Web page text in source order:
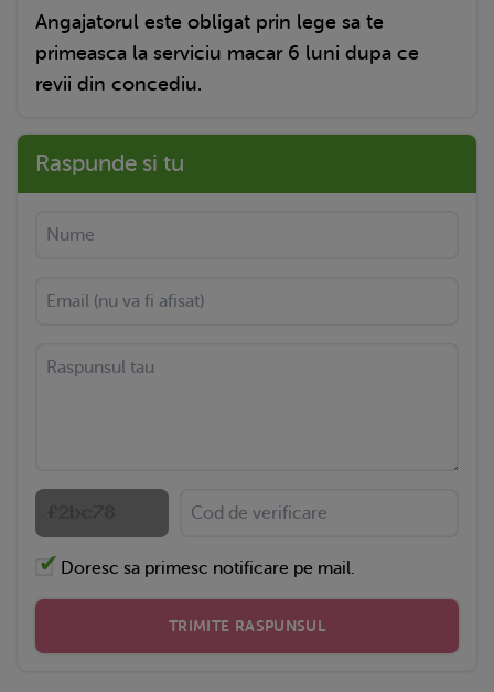
Angajatorul este obligat prin lege sa te
primeasca la serviciu macar 6 luni dupa ce
revii din concediu.
Raspunde si tu
Doresc sa primesc notificare pe mail.
TRIMITE RASPUNSUL